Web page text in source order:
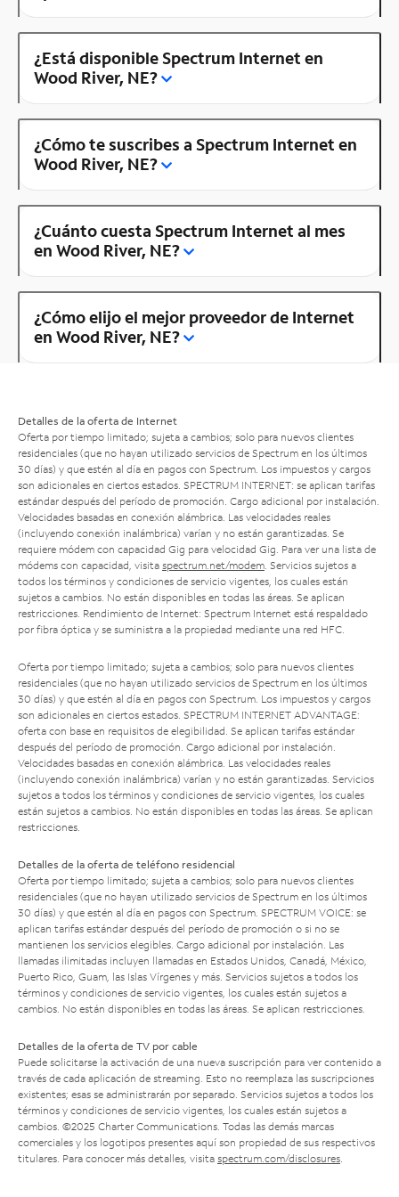
¿Está disponible Spectrum Internet en
Wood River, NE?
¿Cómo te suscribes a Spectrum Internet en
Wood River, NE?
¿Cuánto cuesta Spectrum Internet al mes
en Wood River, NE?
¿Cómo elijo el mejor proveedor de Internet
en Wood River, NE?
Detalles de la oferta de Internet
Oferta por tiempo limitado; sujeta a cambios; solo para nuevos clientes
residenciales (que no hayan utilizado servicios de Spectrum en los últimos
30 días) y que estén al día en pagos con Spectrum. Los impuestos y cargos
son adicionales en ciertos estados. SPECTRUM INTERNET: se aplican tarifas
estándar después del período de promoción. Cargo adicional por instalación.
Velocidades basadas en conexión alámbrica. Las velocidades reales
(incluyendo conexión inalámbrica) varían y no están garantizadas. Se
requiere módem con capacidad Gig para velocidad Gig. Para ver una lista de
módems con capacidad, visita spectrum.net/modem . Servicios sujetos a
todos los términos y condiciones de servicio vigentes, los cuales están
sujetos a cambios. No están disponibles en todas las áreas. Se aplican
restricciones. Rendimiento de Internet: Spectrum Internet está respaldado
por fibra óptica y se suministra a la propiedad mediante una red HFC.
Oferta por tiempo limitado; sujeta a cambios; solo para nuevos clientes
residenciales (que no hayan utilizado servicios de Spectrum en los últimos
30 días) y que estén al día en pagos con Spectrum. Los impuestos y cargos
son adicionales en ciertos estados. SPECTRUM INTERNET ADVANTAGE:
oferta con base en requisitos de elegibilidad. Se aplican tarifas estándar
después del período de promoción. Cargo adicional por instalación.
Velocidades basadas en conexión alámbrica. Las velocidades reales
(incluyendo conexión inalámbrica) varían y no están garantizadas. Servicios
sujetos a todos los términos y condiciones de servicio vigentes, los cuales
están sujetos a cambios. No están disponibles en todas las áreas. Se aplican
restricciones.
Detalles de la oferta de teléfono residencial
Oferta por tiempo limitado; sujeta a cambios; solo para nuevos clientes
residenciales (que no hayan utilizado servicios de Spectrum en los últimos
30 días) y que estén al día en pagos con Spectrum. SPECTRUM VOICE: se
aplican tarifas estándar después del período de promoción o si no se
mantienen los servicios elegibles. Cargo adicional por instalación. Las
llamadas ilimitadas incluyen llamadas en Estados Unidos, Canadá, México,
Puerto Rico, Guam, las Islas Vírgenes y más. Servicios sujetos a todos los
términos y condiciones de servicio vigentes, los cuales están sujetos a
cambios. No están disponibles en todas las áreas. Se aplican restricciones.
Detalles de la oferta de TV por cable
Puede solicitarse la activación de una nueva suscripción para ver contenido a
través de cada aplicación de streaming. Esto no reemplaza las suscripciones
existentes; esas se administrarán por separado. Servicios sujetos a todos los
términos y condiciones de servicio vigentes, los cuales están sujetos a
cambios. ©2025 Charter Communications. Todas las demás marcas
comerciales y los logotipos presentes aquí son propiedad de sus respectivos
titulares. Para conocer más detalles, visita spectrum.com/disclosures